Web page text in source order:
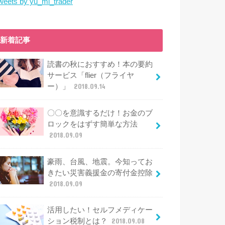
新着記事
読書の秋におすすめ！本の要約
サービス「flier（フライヤ
ー）」
2018.09.14
〇〇を意識するだけ！お金のブ
ロックをはずす簡単な方法
2018.09.09
豪雨、台風、地震。今知ってお
きたい災害義援金の寄付金控除
2018.09.09
活用したい！セルフメディケー
ション税制とは？
2018.09.08